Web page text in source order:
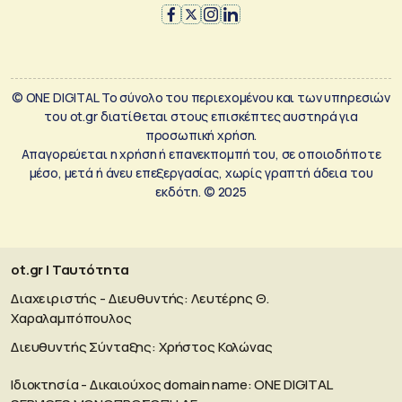
© ONE DIGITAL Το σύνολο του περιεχομένου και των υπηρεσιών
του ot.gr διατίθεται στους επισκέπτες αυστηρά για
προσωπική χρήση.
Απαγορεύεται η χρήση ή επανεκπομπή του, σε οποιοδήποτε
μέσο, μετά ή άνευ επεξεργασίας, χωρίς γραπτή άδεια του
εκδότη. © 2025
ot.gr | Ταυτότητα
Διαχειριστής - Διευθυντής: Λευτέρης Θ.
Χαραλαμπόπουλος
Διευθυντής Σύνταξης: Χρήστος Κολώνας
Ιδιοκτησία - Δικαιούχος domain name: ΟΝΕ DIGITAL